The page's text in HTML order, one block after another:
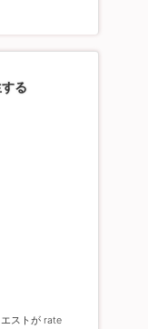
る
ストが rate